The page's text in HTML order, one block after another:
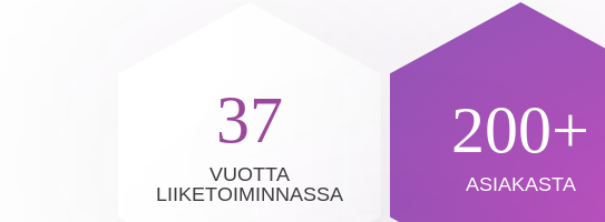
37
VUOTTA
LIIKETOIMINNASSA
200+
ASIAKASTA